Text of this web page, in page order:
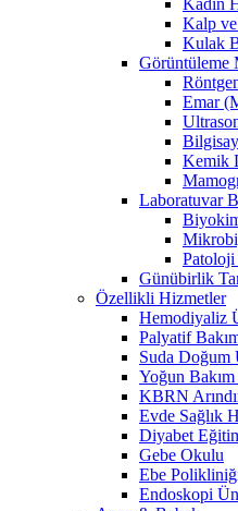
Kalp
Kulak
Görüntüleme
Emar
Kemik
Laboratuvar
Patoloji
Günübirlik
Özellikli Hizmetler
Hemodiyaliz
Palyatif
Suda Doğum
Yoğun
KBRN
Evde Sağlık
Diyabet
Gebe Okulu
Ebe
Endoskopi